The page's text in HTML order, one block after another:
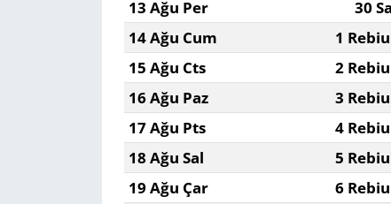
13 Ağu Per
30
14 Ağu Cum
1
15 Ağu Cts
2
16 Ağu Paz
3
17 Ağu Pts
4
18 Ağu Sal
5
19 Ağu Çar
6